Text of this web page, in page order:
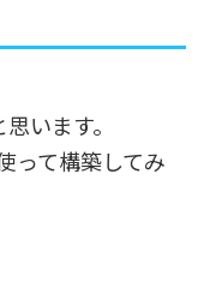
います。
って構築してみ